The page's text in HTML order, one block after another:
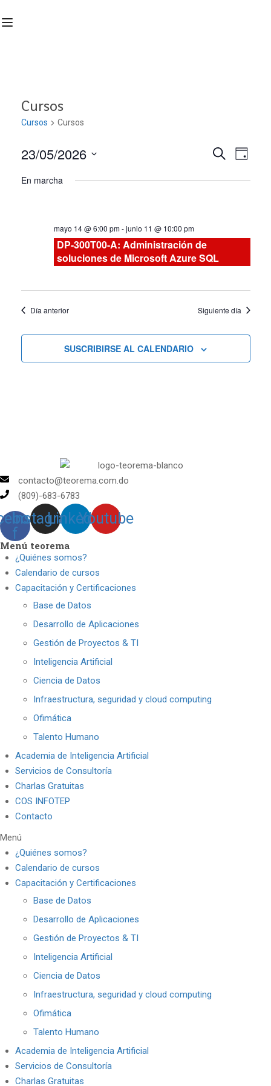
Cursos
Cursos Cursos
de
y
de
Cursos
BUSCAR
de
DÍA
23/05/2026
fecha.
En marcha
mayo 14 @ 6:00 pm-junio 11 @ 10:00 pm
DP-300T00-A: Administración de
soluciones de Microsoft Azure SQL
Día anterior Siguiente día
SUSCRIBIRSE AL CALENDARIO
contacto@teorema.com.do
(809)-683-6783
f
Instagram
LinkedinYoutube
Menú teorema
¿Quiénes somos?
Calendario de cursos
Capacitación y Certificaciones
Base de Datos
Desarrollo de Aplicaciones
Gestión de Proyectos & TI
Inteligencia Artificial
Ciencia de Datos
Infraestructura, seguridad y cloud computing
Ofimática
Talento Humano
Academia de Inteligencia Artificial
Servicios de Consultoría
Charlas Gratuitas
COS INFOTEP
Contacto
Menú
¿Quiénes somos?
Calendario de cursos
Capacitación y Certificaciones
Base de Datos
Desarrollo de Aplicaciones
Gestión de Proyectos & TI
Inteligencia Artificial
Ciencia de Datos
Infraestructura, seguridad y cloud computing
Ofimática
Talento Humano
Academia de Inteligencia Artificial
Servicios de Consultoría
Charlas Gratuitas